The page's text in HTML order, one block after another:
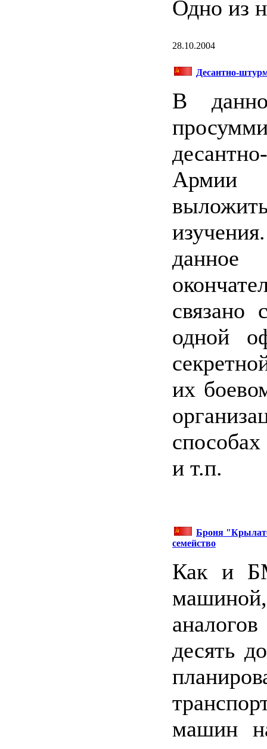
Одно из
28.10.2004
Десантно-
В
Армии
данное
одной
их
и т.п.
Броня
семейство
Как и
десять
машин